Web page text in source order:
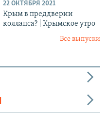
22 ОКТЯБРЯ 2021
Крым в преддверии
коллапса? | Крымское утро
Все выпуски